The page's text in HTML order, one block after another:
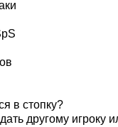
в стопку?
другому игроку